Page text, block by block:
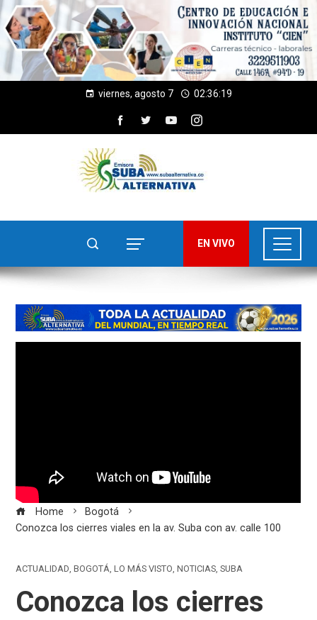
viernes, agosto 7 02:36:21
EN VIVO
Home
Bogotá
Conozca los cierres viales en la av. Suba con av. calle 100
ACTUALIDAD,BOGOTÁ,LO MÁS VISTO,NOTICIAS,SUBA
Conozca los cierres